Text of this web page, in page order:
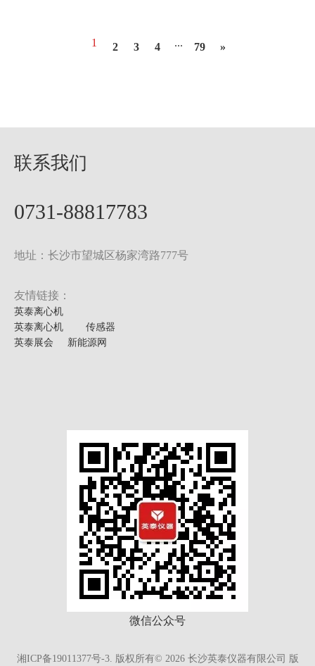
1 2 3 4 ... 79 »
联系我们
0731-88817783
地址：长沙市望城区杨家湾路777号
友情链接：
英泰离心机
英泰离心机
传感器
英泰展会
新能源网
微信公众号
湘ICP备19011377号-3. 版权所有© 2026长沙英泰仪器有限公司 版